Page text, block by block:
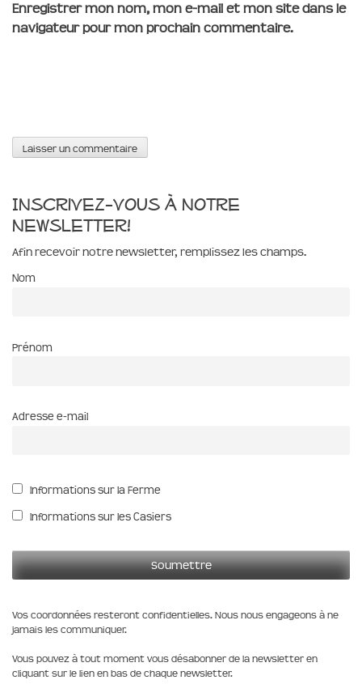
Enregistrer mon nom, mon e-mail et mon site dans le
navigateur pour mon prochain commentaire.
Inscrivez-vous à notre
newsletter!
Afin recevoir notre newsletter, remplissez les champs.
Nom
Prénom
Adresse e-mail
Informations sur la Ferme
Informations sur les Casiers
Vos coordonnées resteront confidentielles. Nous nous engageons à ne
jamais les communiquer.
Vous pouvez à tout moment vous désabonner de la newsletter en
cliquant sur le lien en bas de chaque newsletter.